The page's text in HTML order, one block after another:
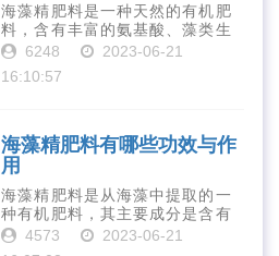
海藻精肥料是一种天然的有机肥
料，含有丰富的氨基酸、藻类生
长素、维生素、微量元素、蛋白
力、促进植物生长、增强植物抗
6248
2023-06-21
16:10:57
海藻精肥料有哪些功效与作
用
海藻精肥料是从海藻中提取的一
种有机肥料，其主要成分是含有
丰富的微量元素、植物生长素、
4573
2023-06-21